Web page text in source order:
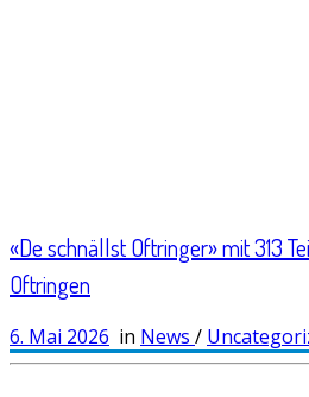
«De schnällst Oftringer» mit 313
Oftringen
6. Mai 2026 in News /